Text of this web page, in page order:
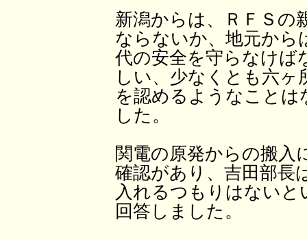
新潟からは、ＲＦＳの
ならないか、地元から
代の安全を守らなけば
しい、少なくとも六ヶ
を認めるようなこと
した。
関電の原発からの搬入
確認があり、吉田部長
入れるつもりはないと
回答しました。